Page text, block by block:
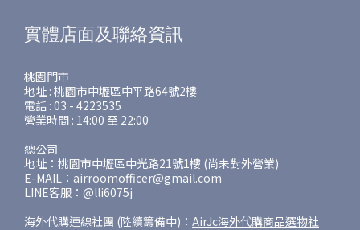
實體店面及聯絡資訊
桃園門市
地址 : 桃園市中壢區中平路64號2樓
電話 : 03 - 4223535
營業時間 : 14:00 至 22:00
總公司
地址：桃園市中壢區中光路21號1樓 (尚未對外營業)
E-MAIL：airroomofficer@gmail.com
LINE客服：@lli6075j
海外代購連線社團 (陸續籌備中)： AirJc海外代購商品選物社